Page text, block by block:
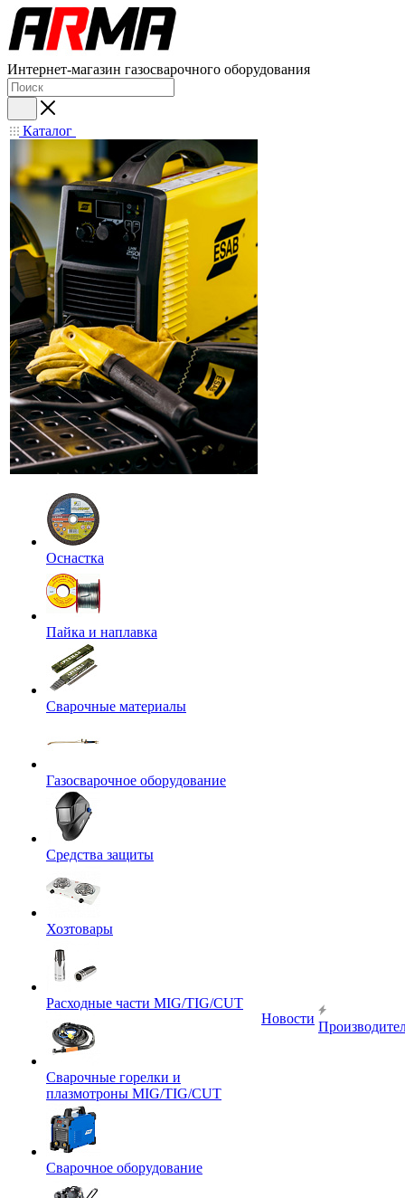
Интернет-магазин газосварочного оборудования
Каталог
Оснастка
Пайка и наплавка
Сварочные материалы
Газосварочное оборудование
Средства защиты
Хозтовары
Расходные части MIG/TIG/CUT
Сварочные горелки и
плазмотроны MIG/TIG/CUT
Сварочное оборудование
Новости